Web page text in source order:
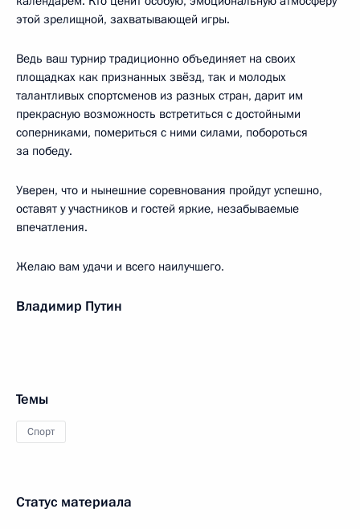
этой зрелищной, захватывающей игры.
Ведь ваш турнир традиционно объединяет на своих
площадках как признанных звёзд, так и молодых
талантливых спортсменов из разных стран, дарит им
прекрасную возможность встретиться с достойными
соперниками, помериться с ними силами, побороться
за победу.
Уверен, что и нынешние соревнования пройдут успешно,
оставят у участников и гостей яркие, незабываемые
впечатления.
Желаю вам удачи и всего наилучшего.
Владимир Путин
Темы
Спорт
Статус материала